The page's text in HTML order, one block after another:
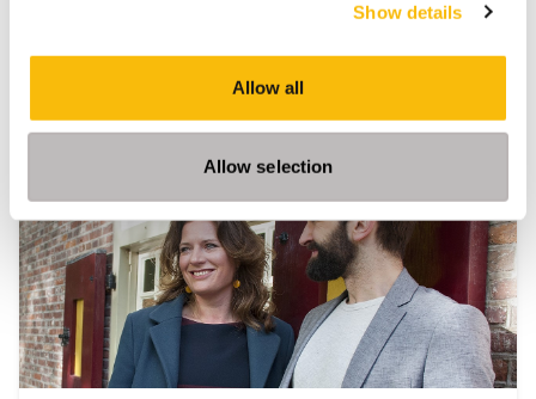
Show details
Allow all
Allow selection
Leer financiële risico’s te begrijpen en analyseren
als een CFO, en te vertalen naar concrete acties. Je
ontwikkelt een stevig financieel fundament dat
direct toepasbaar is in je eigen organisatie.